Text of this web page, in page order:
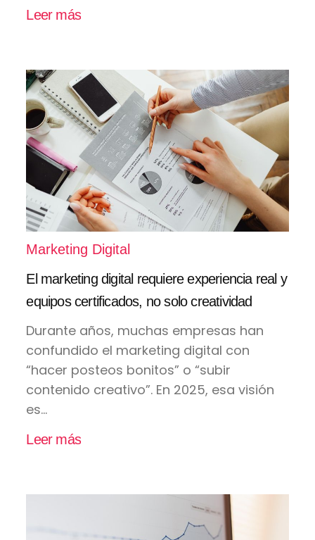
Leer más
Marketing Digital
El marketing digital requiere experiencia real y
equipos certificados, no solo creatividad
Durante años, muchas empresas han
confundido el marketing digital con
“hacer posteos bonitos” o “subir
contenido creativo”. En 2025, esa visión
es...
Leer más